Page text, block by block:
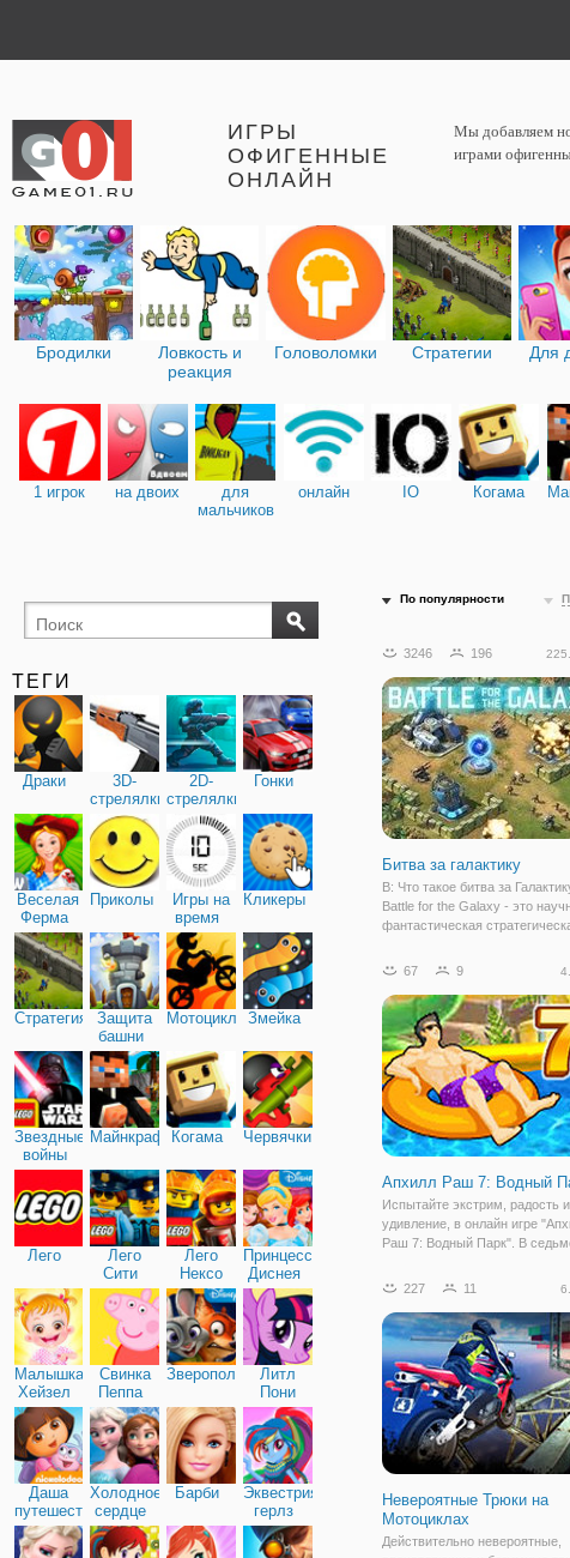
ИГРЫ
ОФИГЕННЫЕ
ОНЛАЙН
Мы добавляем
играми
Бродилки
Ловкость и
реакция
Головоломки Стратегии Для
1 игрок на двоих
для
мальчиков
онлайн IO Когама
ТЕГИ
Драки
3D-
стрелялки
2D-
стрелялки
Гонки
Веселая
Ферма
Приколы
Игры на
время
Кликеры
Стратегия
Защита
башни
МотоциклыЗмейка
Звездные
войны
МайнкрафтКогама Червячки
Лего
Лего
Сити
Лего
Нексо
Найтс
Принцессы
Диснея
Малышка
Хейзел
Свинка
Пеппа
Зверополис
Литл
Пони
Дружба
Даша
путешественница
Холодное
сердце
Барби
Эквестрия
герлз
По популярности
3246 196
Битва за галактику
В: Что такое битва за
Battle for the Galaxy - это
фантастическая
опубликованная Ninja Kiwi. Он
августа 2014 года. Он
67 9
Апхилл Раш 7: Водный
Испытайте экстрим, радость и
удивление, в онлайн игре
Раш 7: Водный Парк". В
препятствий и дополнений.
водных аттракционах. Задача
игрока
227 11
Невероятные Трюки на
Мотоциклах
Действительно невероятные,